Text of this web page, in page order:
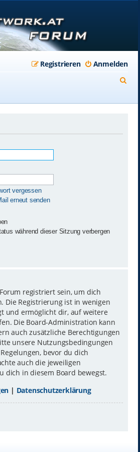
Anmelden
Registrieren
vergessen
erneut senden
während dieser Sitzung verbergen
registriert sein, um dich
Die Registrierung ist in wenigen
und ermöglicht dir, auf weitere
Die Board-Administration kann
auch zusätzliche Berechtigungen
unsere Nutzungsbedingungen
bevor du dich
auch die jeweiligen
dich in diesem Board bewegst.
| Datenschutzerklärung